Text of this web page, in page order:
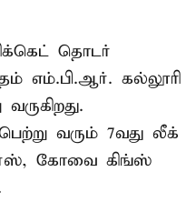
தொடர்
எம்.பி.ஆர். கல்லூரி
வரும் 7வது லீக்
கோவை கிங்ஸ்